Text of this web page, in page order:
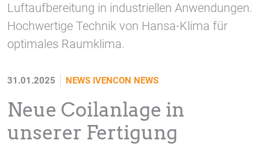
Luftaufbereitung in industriellen Anwendungen.
Hochwertige Technik von Hansa-Klima für
optimales Raumklima.
31.01.2025 NEWS IVENCON NEWS
Neue Coilanlage in
unserer Fertigung
Zweck:
Dieser Cookie speichert die ausgewählten
STATISTIK
Statistik Cookies erfassen Informationen anonym.